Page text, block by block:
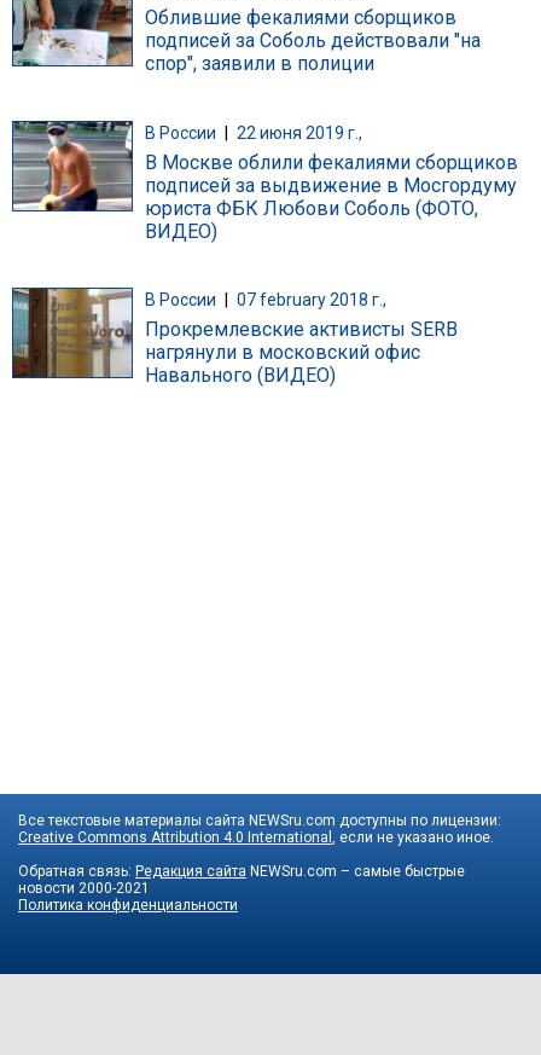
Облившие фекалиями сборщиков
подписей за Соболь действовали "на
спор", заявили в полиции
В России | 22 июня 2019 г.,
В Москве облили фекалиями сборщиков
подписей за выдвижение в Мосгордуму
юриста ФБК Любови Соболь (ФОТО,
ВИДЕО)
В России 07 february 2018 г.,
Прокремлевские активисты SERB
нагрянули в московский офис
Навального (ВИДЕО)
Все текстовые материалы сайта NEWSru.com доступны по лицензии:
Creative Commons Attribution 4.0 International , если не указано иное.
Обратная связь: Редакция сайта NEWSru.com – самые быстрые
новости 2000-2021
Политика конфиденциальности